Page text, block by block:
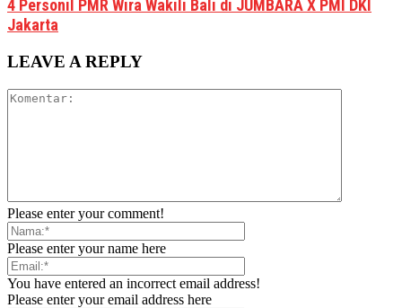
4 Personil PMR Wira Wakili Bali di JUMBARA X PMI DKI
Jakarta
LEAVE A REPLY
Please enter your comment!
Please enter your name here
You have entered an incorrect email address!
Please enter your email address here